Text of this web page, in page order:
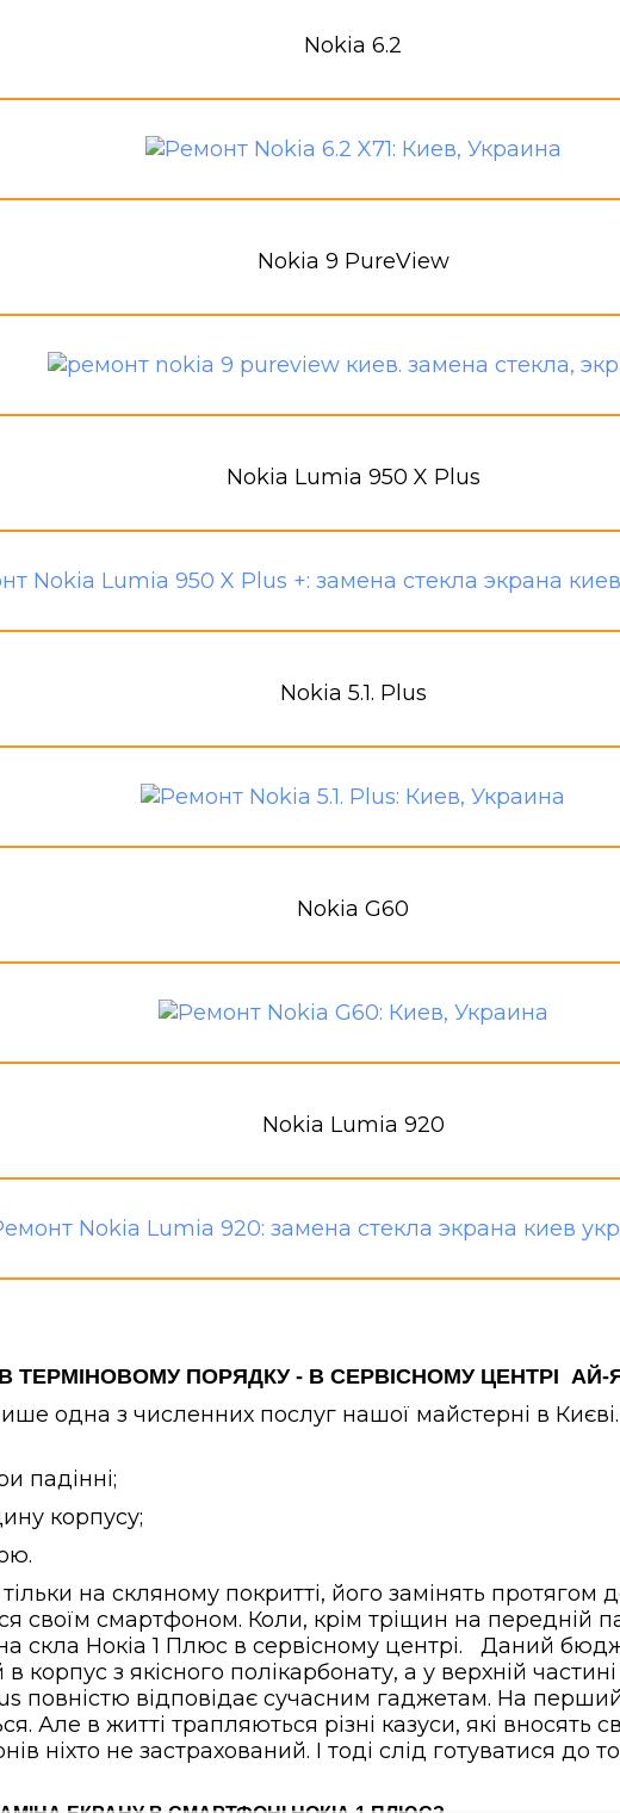
Nokia 6.2
Nokia 9 PureView
Nokia Lumia 950 X Plus
Nokia 5.1. Plus
Nokia G60
Nokia Lumia 920
В ТЕРМІНОВОМУ ПОРЯДКУ - В СЕРВІСНОМУ ЦЕНТРІ АЙ-
одна з численних послуг нашої майстерні в
падінні;
корпусу;
на скляному покритті, його замінять протягом
своїм смартфоном. Коли, крім тріщин на передній
скла Нокіа 1 Плюс в сервісному центрі. Даний
з якісного полікарбонату, а у верхній
повністю відповідає сучасним гаджетам. На
Але в житті трапляються різні казуси, які вносять
ніхто не застрахований. І тоді слід готуватися до